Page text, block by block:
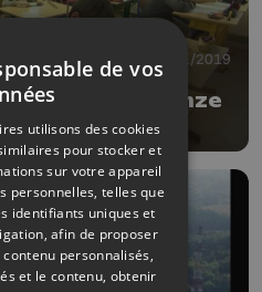
07/01/2019
à Wanze
de vos
utilisons des cookies
pour stocker et
sur votre appareil
personnelles, telles que
identifiants uniques et
afin de proposer
personnalisés,
et le contenu, obtenir